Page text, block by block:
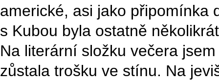
americké, asi jako připomínka
s Kubou byla ostatně
Na literární složku večera
zůstala trošku ve stínu. Na